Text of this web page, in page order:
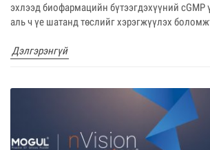
эхлээд биофармацийн бүтээгдэхүүний cGMP
аль ч үе шатанд төслийг хэрэгжүүлэх
Дэлгэрэнгүй